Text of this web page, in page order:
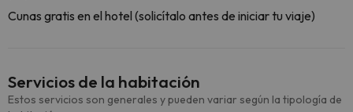
Cunas gratis en el hotel (solicítalo antes de iniciar tu viaje)
Servicios de la habitación
Estos servicios son generales y pueden variar según la tipología de